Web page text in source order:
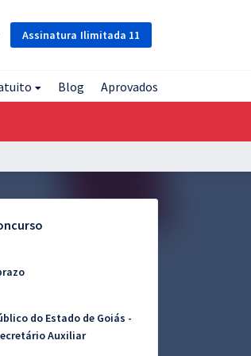
Assinatura Ilimitada 11
Blog Aprovados
do Estado de Goiás -
Auxiliar